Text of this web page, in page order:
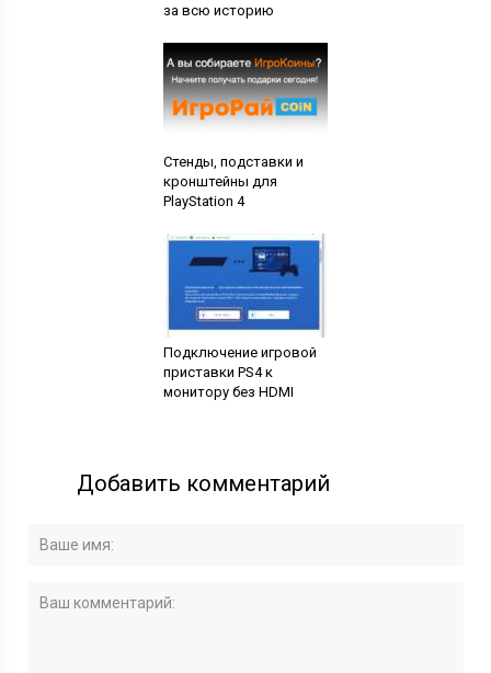
за всю историю
Стенды, подставки и
кронштейны для
PlayStation 4
Подключение игровой
приставки PS4 к
монитору без HDMI
Добавить комментарий